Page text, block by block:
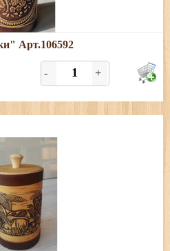
- 18 см; диаметр - 10,5;
- 1,1 л
Арт.106592
- +